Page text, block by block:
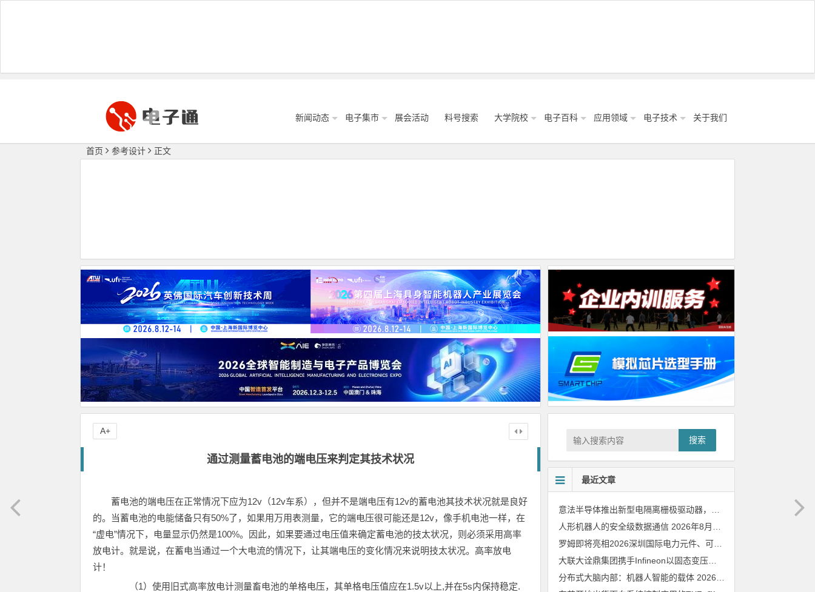
新闻动态 电子集市 展会活动 料号搜索 大学院校 电子百科 应用领域 电子技术 关于我们
首页 参考设计 正文
通过测量蓄电池的端电压来判定其技术状况
蓄电池的端电压在正常情况下应为12v（12v车系），但并不是端电压有12v的蓄电池其技术状况就是良好
的。当蓄电池的电能储备只有50%了，如果用万用表测量，它的端电压很可能还是12v，像手机电池一样，在
“虚电”情况下，电量显示仍然是100%。因此，如果要通过电压值来确定蓄电池的技太状况，则必须采用高率
放电计。就是说，在蓄电当通过一个大电流的情况下，让其端电压的变化情况来说明技太状况。高率放电
计！
（1）使用旧式高率放电计测量畜电池的单格电压，其单格电压值应在1.5v以上,并在5s内保持稳定.
A+
搜索
最近文章
人形机器人的安全级数据通信 2026年8月8日
罗姆即将亮相2026深圳国际电力元件、可再生能源管理展览会暨研讨会
大联大诠鼎集团携手Infineon以固态变压器重构配电效率新标杆
分布式大脑内部：机器人智能的载体 2026年8月6日